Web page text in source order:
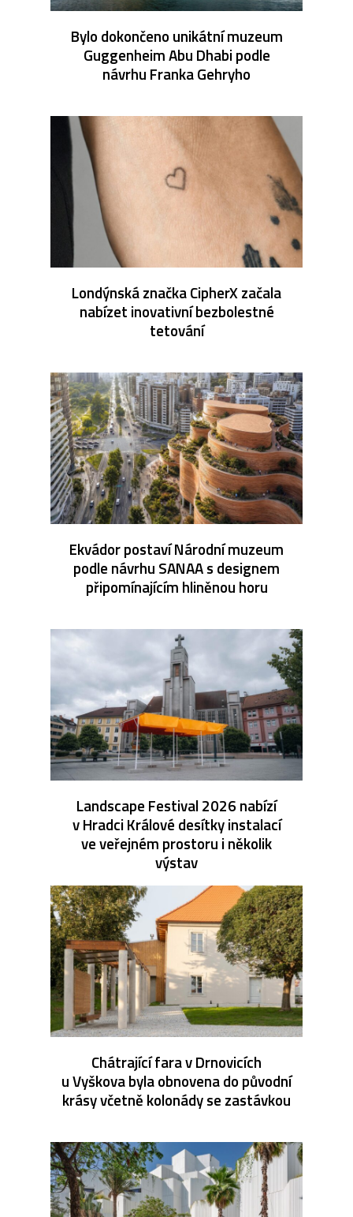
Bylo dokončeno unikátní muzeum
Guggenheim Abu Dhabi podle
návrhu Franka Gehryho
Londýnská značka CipherX začala
nabízet inovativní bezbolestné
tetování
Ekvádor postaví Národní muzeum
podle návrhu SANAA s designem
připomínajícím hliněnou horu
Landscape Festival 2026 nabízí
v Hradci Králové desítky instalací
ve veřejném prostoru i několik
výstav
Chátrající fara v Drnovicích
u Vyškova byla obnovena do původní
krásy včetně kolonády se zastávkou